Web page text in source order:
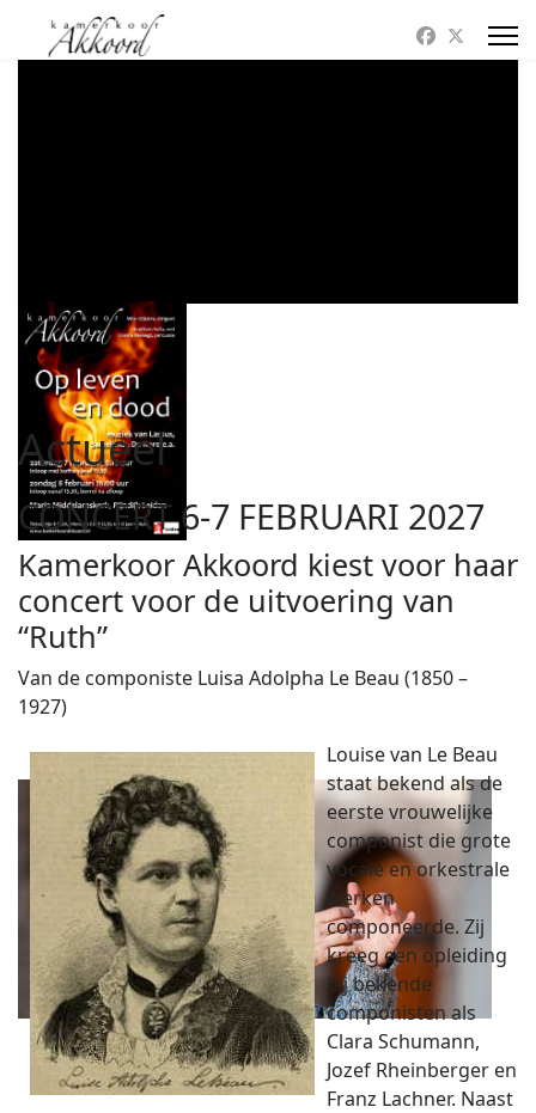
Actueel
CONCERT 6-7 FEBRUARI 2027
Kamerkoor Akkoord kiest voor haar
concert voor de uitvoering van
“Ruth”
Van de componiste Luisa Adolpha Le Beau (1850 –
1927)
Louise van Le Beau
staat bekend als de
eerste vrouwelijke
componist die grote
vocale en orkestrale
werken
componeerde. Zij
kreeg een opleiding
bij bekende
componisten als
Clara Schumann,
Jozef Rheinberger en
Franz Lachner. Naast